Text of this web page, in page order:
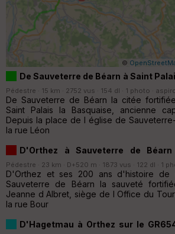
©
De Sauveterre de Béarn à Saint
Pédestre · 15 km · 2752 vus · 154 dl · 1 photo ·
De Sauveterre de Béarn la citée
Saint Palais la Basquaise, ancienne
Depuis la place de l église de
la rue Léon
D'Orthez à Sauveterre de Béarn
Pédestre · 23 km · D+520 m · 1873 vus · 122 dl · 1
D'Orthez et ses 200 ans d'histoire de
Sauveterre de Béarn la sauveté
Jeanne d Albret, siège de l Office du
la rue Bour
D'Hagetmau à Orthez sur le